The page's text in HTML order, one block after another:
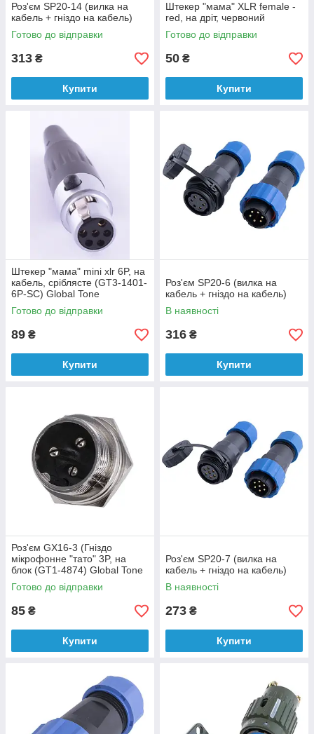
Роз'єм SP20-14 (вилка на
кабель + гніздо на кабель)
Готово до відправки
313 ₴
Купити
Штекер "мама" XLR female -
red, на дріт, червоний
Готово до відправки
50 ₴
Купити
Штекер "мама" mini xlr 6P, на
кабель, сріблясте (GT3-1401-
6P-SC) Global Tone
Готово до відправки
89 ₴
Купити
Роз'єм SP20-6 (вилка на
кабель + гніздо на кабель)
В наявності
316 ₴
Купити
Роз'єм GX16-3 (Гніздо
мікрофонне "тато" 3P, на
блок (GT1-4874) Global Tone
Готово до відправки
85 ₴
Купити
Роз'єм SP20-7 (вилка на
кабель + гніздо на кабель)
В наявності
273 ₴
Купити